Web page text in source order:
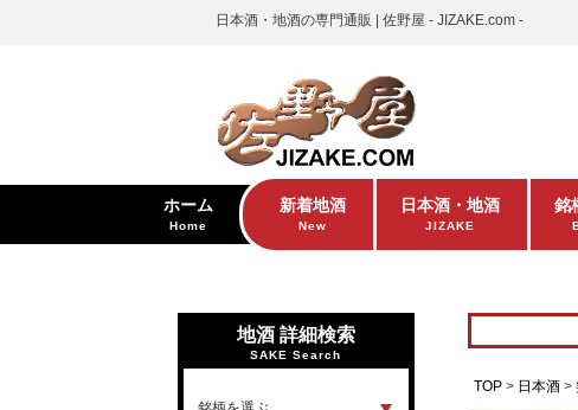
日本酒・地酒の専門通販 | 佐野屋 - JIZAKE.com -
ホーム
Home
新着地酒
New
日本酒・地酒
JIZAKE
銘
地酒 詳細検索
SAKE Search
TOP 日本酒